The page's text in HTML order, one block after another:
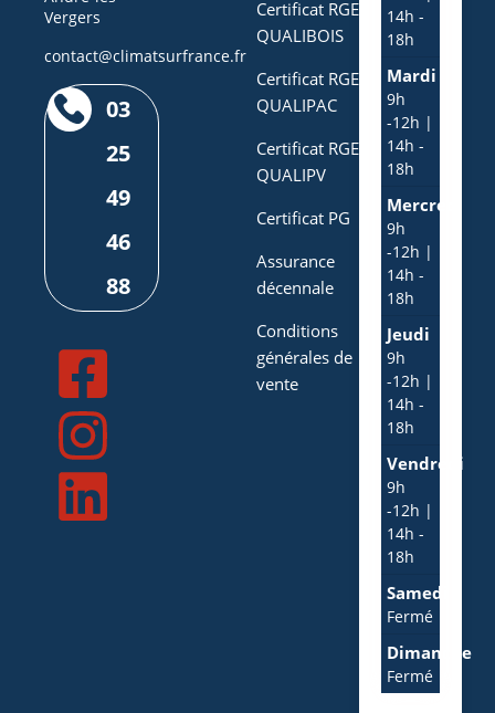
Vergers
contact@climatsurfrance.fr
03
25
49
46
88
Certificat RGE
QUALIBOIS
Certificat RGE
QUALIPAC
Certificat RGE
QUALIPV
Certificat PG
Assurance
décennale
Conditions
générales de
vente
14h -
18h
Mardi
9h
-12h |
14h -
18h
Mercredi
9h
-12h |
14h -
18h
Jeudi
9h
-12h |
14h -
18h
Vendredi
9h
-12h |
14h -
18h
Samedi
Fermé
Dimanche
Fermé